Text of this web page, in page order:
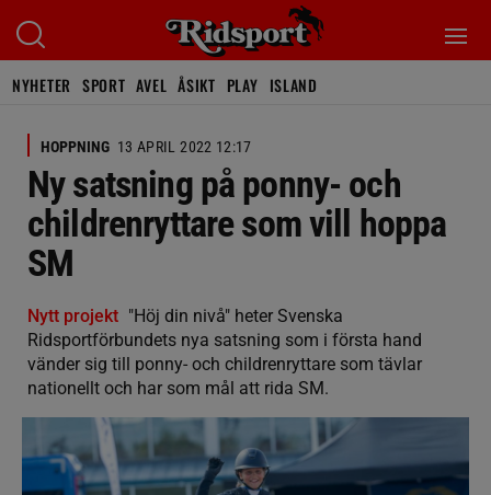
NYHETER SPORT AVEL ÅSIKT PLAY ISLAND
HOPPNING 13 APRIL 2022 12:17
Ny satsning på ponny- och
childrenryttare som vill hoppa
SM
Nytt projekt "Höj din nivå" heter Svenska
Ridsportförbundets nya satsning som i första hand
vänder sig till ponny- och childrenryttare som tävlar
nationellt och har som mål att rida SM.